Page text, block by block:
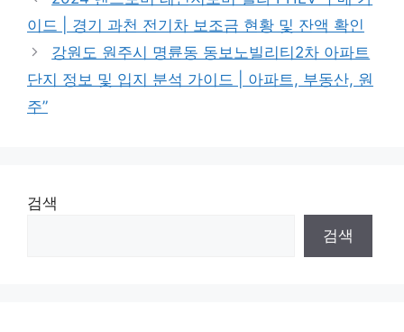
이드 | 경기 과천 전기차 보조금 현황 및 잔액 확인
강원도 원주시 명륜동 동보노빌리티2차 아파트
단지 정보 및 입지 분석 가이드 | 아파트, 부동산, 원
주”
검색
검색